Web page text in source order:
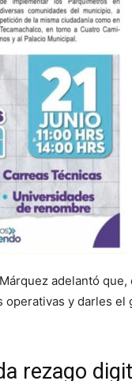
adelantó
y darles el
rezago